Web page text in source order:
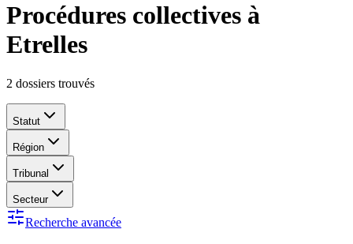
Procédures collectives à
Etrelles
2 dossiers trouvés
Statut
Région
Tribunal
Secteur
Recherche avancée